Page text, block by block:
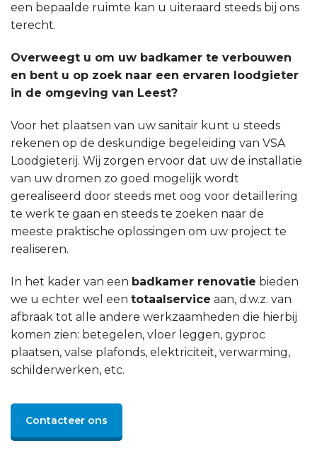
een bepaalde ruimte kan u uiteraard steeds bij ons
terecht.
Overweegt u om uw badkamer te verbouwen
en bent u op zoek naar een ervaren loodgieter
in de omgeving van Leest?
Voor het plaatsen van uw sanitair kunt u steeds
rekenen op de deskundige begeleiding van VSA
Loodgieterij. Wij zorgen ervoor dat uw de installatie
van uw dromen zo goed mogelijk wordt
gerealiseerd door steeds met oog voor detaillering
te werk te gaan en steeds te zoeken naar de
meeste praktische oplossingen om uw project te
realiseren.
In het kader van een badkamer renovatie bieden
we u echter wel een totaalservice aan, d.w.z. van
afbraak tot alle andere werkzaamheden die hierbij
komen zien: betegelen, vloer leggen, gyproc
plaatsen, valse plafonds, elektriciteit, verwarming,
schilderwerken, etc.
Contacteer ons